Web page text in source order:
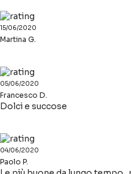
15/06/2020
Martina G.
05/06/2020
Francesco D.
Dolci e succose
04/06/2020
Paolo P.